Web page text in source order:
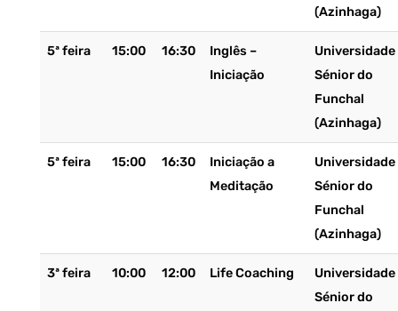
(Azinhaga)
5ª feira 15:00 16:30
Inglês –
Iniciação
Universidade
Sénior do
Funchal
(Azinhaga)
5ª feira 15:00 16:30
Iniciação a
Meditação
Universidade
Sénior do
Funchal
(Azinhaga)
3ª feira 10:00 12:00 Life Coaching
Universidade
Sénior do